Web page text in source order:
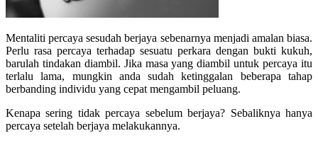
Mentaliti percaya sesudah berjaya sebenarnya menjadi amalan biasa.
Perlu rasa percaya terhadap sesuatu perkara dengan bukti kukuh,
barulah tindakan diambil. Jika masa yang diambil untuk percaya itu
terlalu lama, mungkin anda sudah ketinggalan beberapa tahap
berbanding individu yang cepat mengambil peluang.
Kenapa sering tidak percaya sebelum berjaya? Sebaliknya hanya
percaya setelah berjaya melakukannya.